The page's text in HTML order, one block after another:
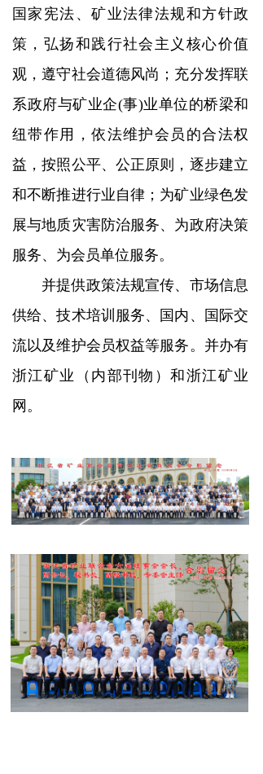
国家宪法、矿业法律法规和方针政
策，弘扬和践行社会主义核心价值
观，遵守社会道德风尚；充分发挥联
系政府与矿业企(事)业单位的桥梁和
纽带作用，依法维护会员的合法权
益，按照公平、公正原则，逐步建立
和不断推进行业自律；为矿业绿色发
展与地质灾害防治服务、为政府决策
服务、为会员单位服务。
并提供政策法规宣传、市场信息
供给、技术培训服务、国内、国际交
流以及维护会员权益等服务。并办有
浙江矿业（内部刊物）和浙江矿业
网。